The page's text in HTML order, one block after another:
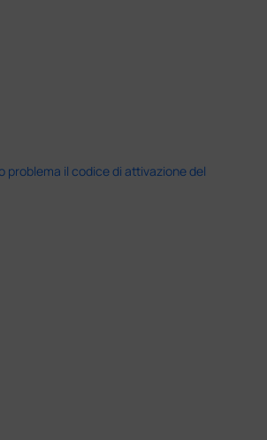
il codice di attivazione del